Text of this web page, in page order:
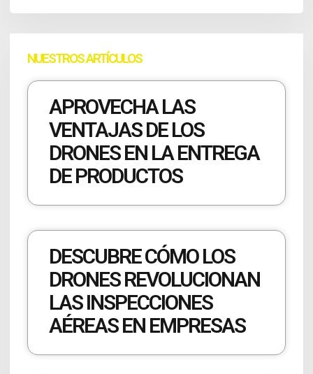
NUESTROS ARTÍCULOS
APROVECHA LAS
VENTAJAS DE LOS
DRONES EN LA ENTREGA
DE PRODUCTOS
DESCUBRE CÓMO LOS
DRONES REVOLUCIONAN
LAS INSPECCIONES
AÉREAS EN EMPRESAS